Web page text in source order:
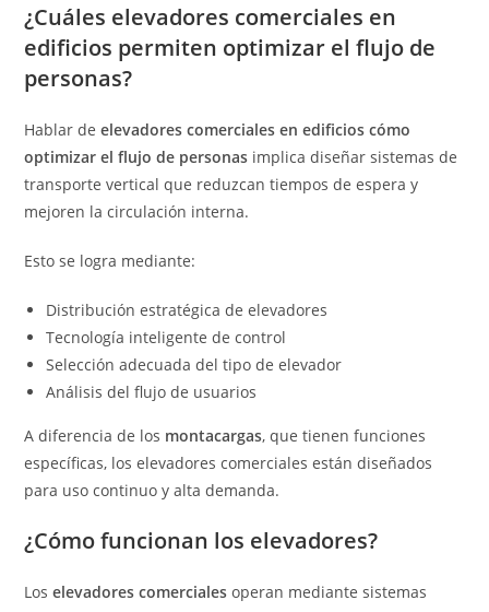
¿Cuáles elevadores comerciales en
edificios permiten optimizar el flujo de
personas?
Hablar deelevadores comerciales en edificios cómo
optimizar el flujo de personas implica diseñar sistemas de
transporte vertical que reduzcan tiempos de espera y
mejoren la circulación interna.
Esto se logra mediante:
Distribución estratégica de elevadores
Tecnología inteligente de control
Selección adecuada del tipo de elevador
Análisis del flujo de usuarios
A diferencia de los montacargas, que tienen funciones
específicas, los elevadores comerciales están diseñados
para uso continuo y alta demanda.
¿Cómo funcionan los elevadores?
Loselevadores comerciales operan mediante sistemas